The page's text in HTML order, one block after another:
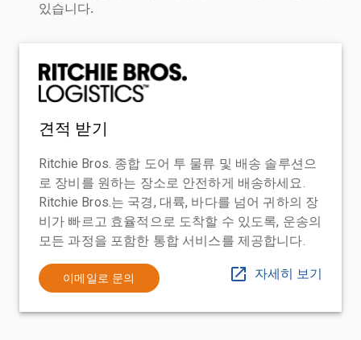
있습니다.
견적 받기
Ritchie Bros. 종합 도어 투 물류 및 배송 솔루션으
로 장비를 원하는 장소로 안전하게 배송하세요.
Ritchie Bros.는 국경, 대륙, 바다를 넘어 귀하의 장
비가 빠르고 효율적으로 도착할 수 있도록, 운송의
모든 과정을 포함한 통합 서비스를 제공합니다.
이메일로 문의 자세히 보기